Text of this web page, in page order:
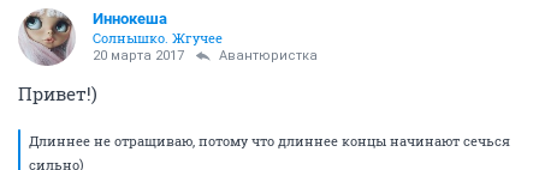
Иннокеша
Солнышко. Жгучее
20 марта 2017 Авантюристка
Привет!)
Длиннее не отращиваю, потому что длиннее концы начинают сечься
сильно)